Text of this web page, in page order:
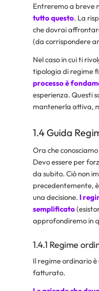
Entreremo a breve
tutto questo. La
che dovrai
(da corrispondere
Nel caso in cui ti
tipologia di regime
processo è
esperienza. Questi
mantenerla attiva,
1.4 Guida
Ora che
Devo essere per
da subito. Ciò non
precedentemente,
una decisione. I
semplificato
approfondiremo in
1.4.1 Regime
Il regime ordinario
fatturato.